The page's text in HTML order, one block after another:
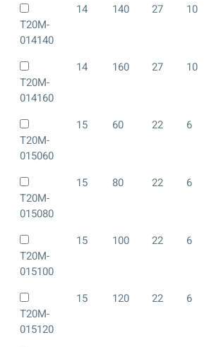
T20M-
014140
14 140 27 10
T20M-
014160
14 160 27 10
T20M-
015060
15 60 22 6
T20M-
015080
15 80 22 6
T20M-
015100
15 100 22 6
T20M-
015120
15 120 22 6